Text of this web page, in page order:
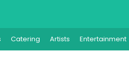
Catering Artists Entertainment